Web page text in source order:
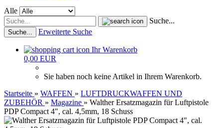
Alle
Suche...
Suche... Erweiterte Suche
Ihr Warenkorb
0,00 EUR
Sie haben noch keine Artikel in Ihrem Warenkorb.
Startseite » WAFFEN » LUFTDRUCKWAFFEN UND
ZUBEHÖR » Magazine » Walther Ersatzmagazin für Luftpistole
PDP Compact 4", cal. 4,5mm, 18 Schuss